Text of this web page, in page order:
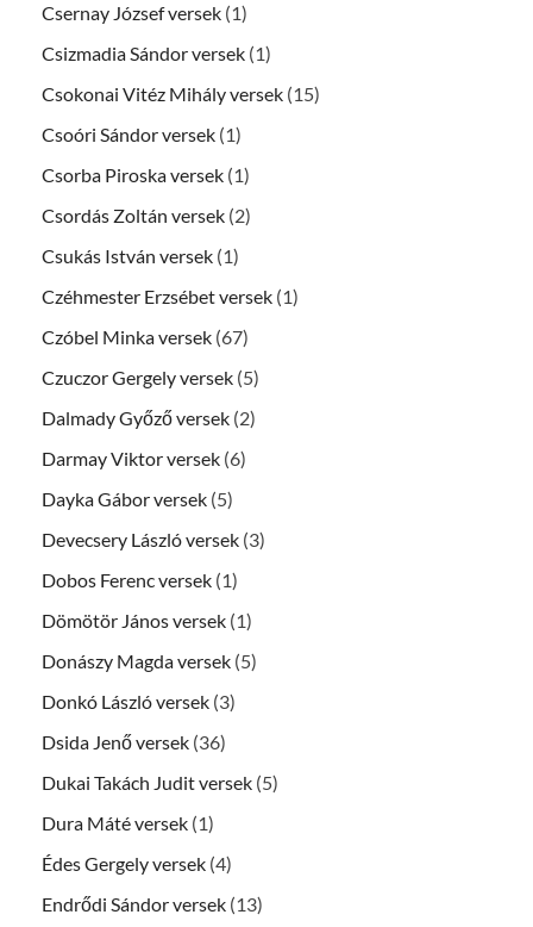
Csernay József versek (1)
Csizmadia Sándor versek (1)
Csokonai Vitéz Mihály versek (15)
Csoóri Sándor versek (1)
Csorba Piroska versek (1)
Csordás Zoltán versek (2)
Csukás István versek (1)
Czéhmester Erzsébet versek (1)
Czóbel Minka versek (67)
Czuczor Gergely versek (5)
Dalmady Győző versek (2)
Darmay Viktor versek (6)
Dayka Gábor versek (5)
Devecsery László versek (3)
Dobos Ferenc versek (1)
Dömötör János versek (1)
Donászy Magda versek (5)
Donkó László versek (3)
Dsida Jenő versek (36)
Dukai Takách Judit versek (5)
Dura Máté versek (1)
Édes Gergely versek (4)
Endrődi Sándor versek (13)